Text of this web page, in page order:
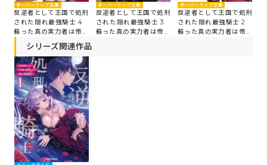
オーバーラップ文庫
反逆者として王国で処刑
された隠れ最強騎士 4
蘇った真の実力者は帝国
ルートで英雄となる
オーバーラップ文庫
反逆者として王国で処刑
された隠れ最強騎士 3
蘇った真の実力者は帝国
オーバーラップ文庫
反逆者として王国で処刑
された隠れ最強騎士 2
蘇った真の実力者は帝国
シリーズ関連作品